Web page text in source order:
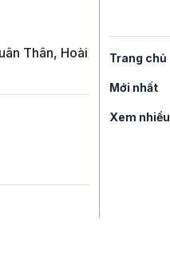
Thân, Hoài
Trang chủ
Mới nhất
Xem nhiều